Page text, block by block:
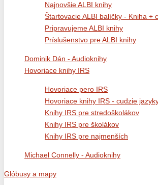
Najnovšie ALBI knihy
Štartovacie ALBI balíčky - Kniha +
Pripravujeme ALBI knihy
Príslušenstvo pre ALBI knihy
Dominik Dán - Audioknihy
Hovoriace knihy IRS
Hovoriace pero IRS
Hovoriace knihy IRS - cudzie
Knihy IRS pre stredoškolákov
Knihy IRS pre školákov
Knihy IRS pre najmenších
Michael Connelly - Audioknihy
Glóbusy a mapy